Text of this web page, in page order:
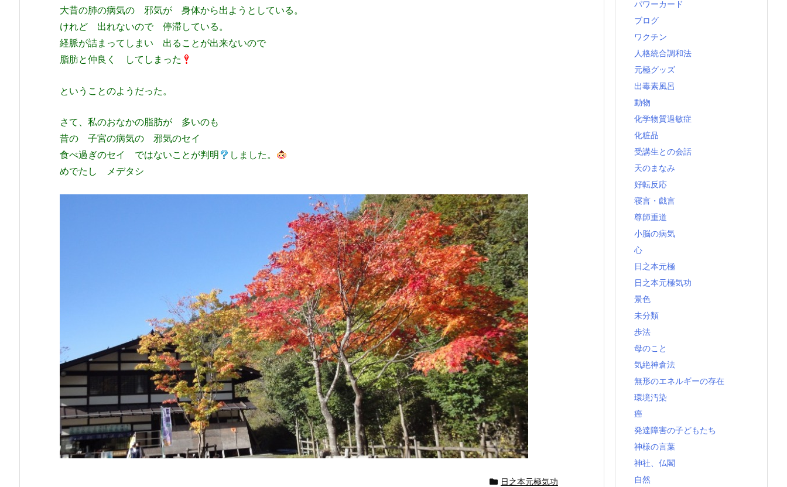
大昔の肺の病気の 邪気が 身体から出ようとしている。
けれど 出れないので 停滞している。
経脈が詰まってしまい 出ることが出来ないので
脂肪と仲良く してしまった
ということのようだった。
さて、私のおなかの脂肪が 多いのも
昔の 子宮の病気の 邪気のセイ
食べ過ぎのセイ ではないことが判明
しました。
めでたし メデタシ
日之本元極気功
パワーカード
ブログ
ワクチン
人格統合調和法
元極グッズ
出毒素風呂
動物
化学物質過敏症
化粧品
受講生との会話
天のまなみ
好転反応
寝言・戯言
尊師重道
小脳の病気
心
日之本元極
日之本元極気功
景色
未分類
歩法
母のこと
気絶神倉法
無形のエネルギーの存在
環境汚染
癌
発達障害の子どもたち
神様の言葉
神社、仏閣
自然